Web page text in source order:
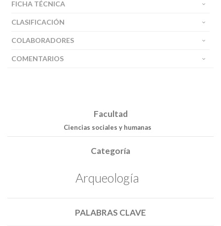
FICHA TÉCNICA
CLASIFICACIÓN
COLABORADORES
COMENTARIOS
Facultad
Ciencias sociales y humanas
Categoría
Arqueología
PALABRAS CLAVE